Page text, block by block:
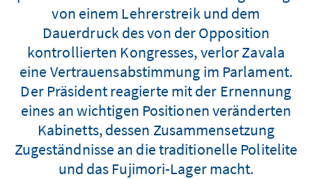
von einem Lehrerstreik und dem
Dauerdruck des von der Opposition
kontrollierten Kongresses, verlor Zavala
eine Vertrauensabstimmung im Parlament.
Der Präsident reagierte mit der Ernennung
eines an wichtigen Positionen veränderten
Kabinetts, dessen Zusammensetzung
Zugeständnisse an die traditionelle Politelite
und das Fujimori-Lager macht.